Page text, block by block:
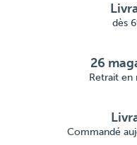
dès
26
Retrait en
Commandé